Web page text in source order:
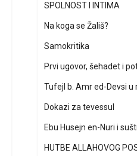
SPOLNOST I INTIMA
Na koga se Žališ?
Samokritika
Prvi ugovor, šehadet i
Tufejl b. Amr ed-Devsi
Dokazi za tevessul
Ebu Husejn en-Nuri i
HUTBE ALLAHOVOG